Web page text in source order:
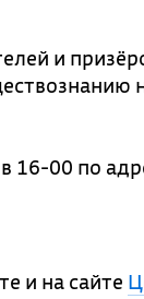
и
16-00 по
и на сайте